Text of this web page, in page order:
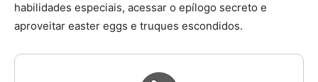
habilidades especiais, acessar o epílogo secreto e
aproveitar easter eggs e truques escondidos.